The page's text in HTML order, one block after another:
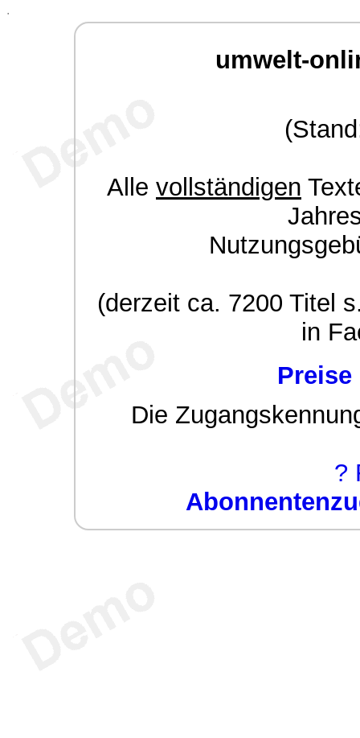
.
umwelt-
Alle vollständigen
(derzeit ca. 7200 Titel
in
Die
?